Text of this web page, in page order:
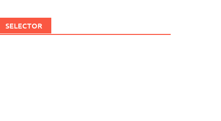
SELECTOR